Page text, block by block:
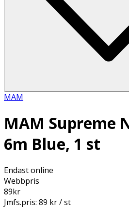
MAM
MAM Supreme
6m Blue, 1 st
Endast online
Webbpris
89kr
Jmfs.pris: 89 kr / st